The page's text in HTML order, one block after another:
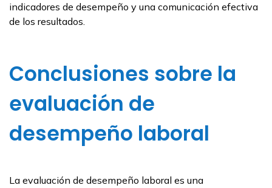
indicadores de desempeño y una comunicación efectiva
de los resultados.
Conclusiones sobre la
evaluación de
desempeño laboral
La evaluación de desempeño laboral es una